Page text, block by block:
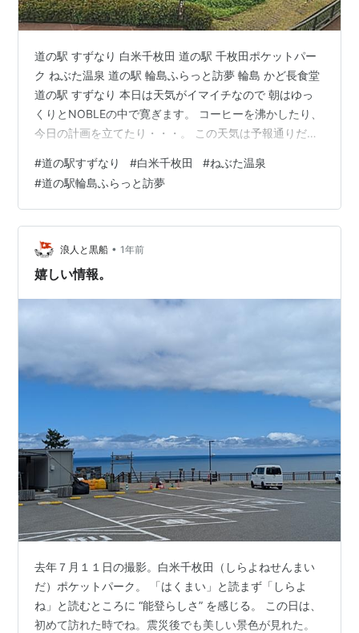
道の駅 すずなり 白米千枚田 道の駅 千枚田ポケットパー
ク ねぶた温泉 道の駅 輪島ふらっと訪夢 輪島 かど長食堂
道の駅 すずなり 本日は天気がイマイチなので 朝はゆっ
くりとNOBLEの中で寛ぎます。 コーヒーを沸かしたり、
今日の計画を立てたり・・・。 この天気は予報通りだっ
のスポットを訪問したのでした。 10時に道の駅の土産屋
さんが開店すると道の駅の中をふらふらと散策します。
この道の駅は廃線となった旧珠洲駅の跡地でして、 建物
の裏にはプラットホームと線路が一部保存されていま
す。 そんな廃線跡にもきっちりと地震の爪痕が・・・。
白米千枚田…
#道の駅すずなり #白米千枚田 #ねぶた温泉
#道の駅輪島ふらっと訪夢
浪人と黒船 • 1年前
嬉しい情報。
去年７月１１日の撮影。白米千枚田（しらよねせんまい
だ）ポケットパーク。 「はくまい」と読まず「しらよ
ね」と読むところに “能登らしさ” を感じる。 この日は、
初めて訪れた時でね。震災後でも美しい景色が見れた。